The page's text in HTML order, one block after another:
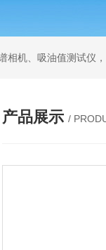
相机、吸油值测试仪
产品展示 /